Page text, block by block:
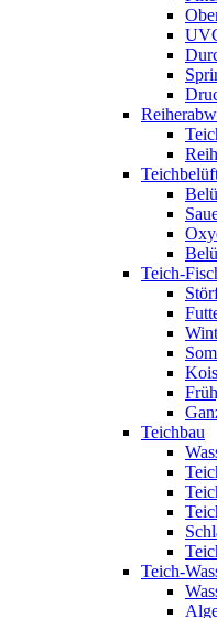
Teich-
Teichbau
Teich-